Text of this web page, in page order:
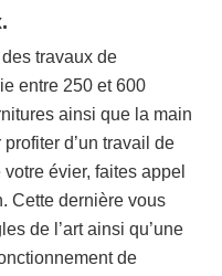
des travaux de
entre 250 et 600
ainsi que la main
d’un travail de
évier, faites appel
Cette dernière vous
de l’art ainsi qu’une
de